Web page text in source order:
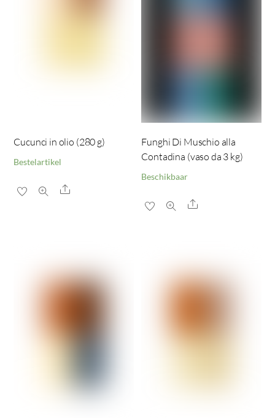
Cucunci in olio (280 g)
Bestelartikel
Share
Funghi Di Muschio alla
Contadina (vaso da 3 kg)
Beschikbaar
Share